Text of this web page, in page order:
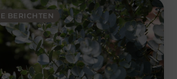
BERICHTEN